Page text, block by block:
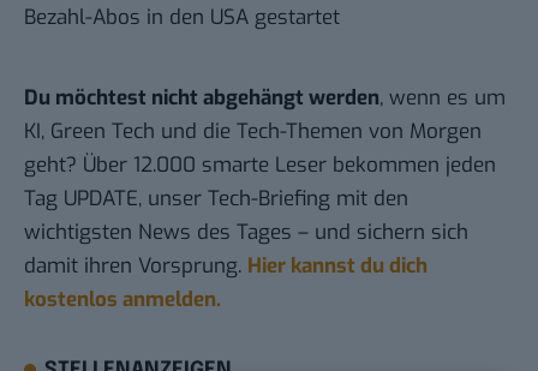
Bezahl-Abos in den USA gestartet
Du möchtest nicht abgehängt werden, wenn es um
KI, Green Tech und die Tech-Themen von Morgen
geht? Über 12.000 smarte Leser bekommen jeden
Tag UPDATE, unser Tech-Briefing mit den
wichtigsten News des Tages – und sichern sich
damit ihren Vorsprung. Hier kannst du dich
kostenlos anmelden.